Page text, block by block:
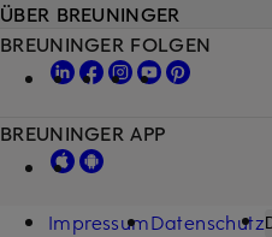
ÜBER BREUNINGER
BREUNINGER FOLGEN
BREUNINGER APP
ImpressumDatenschutz